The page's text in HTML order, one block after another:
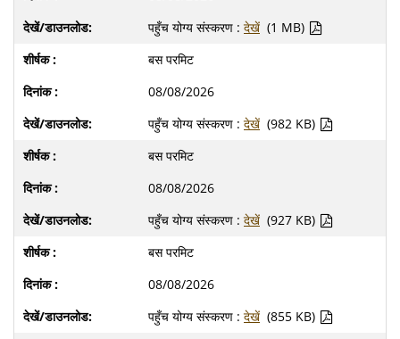
पहुँच योग्य संस्करण : देखें (1 MB)
बस परमिट
08/08/2026
पहुँच योग्य संस्करण : देखें (982 KB)
बस परमिट
08/08/2026
पहुँच योग्य संस्करण : देखें (927 KB)
बस परमिट
08/08/2026
पहुँच योग्य संस्करण : देखें (855 KB)